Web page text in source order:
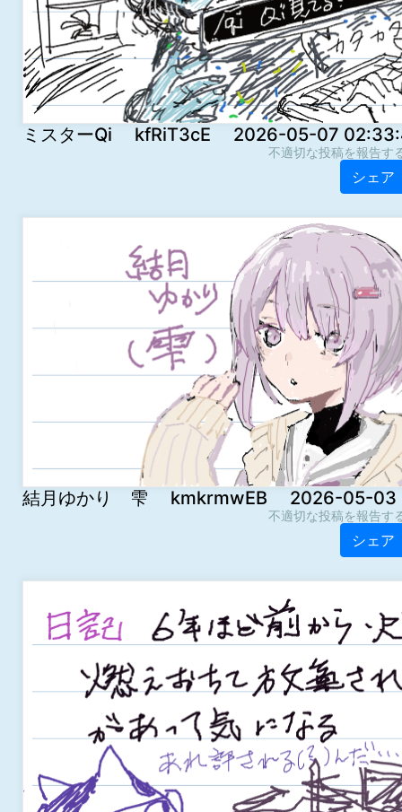
ミスターQi kfRiT3cE 2026-05-07
不適切な投稿を報告す
シェア
結月ゆかり 雫 kmkrmwEB 2026-05-03
不適切な投稿を報告す
シェア